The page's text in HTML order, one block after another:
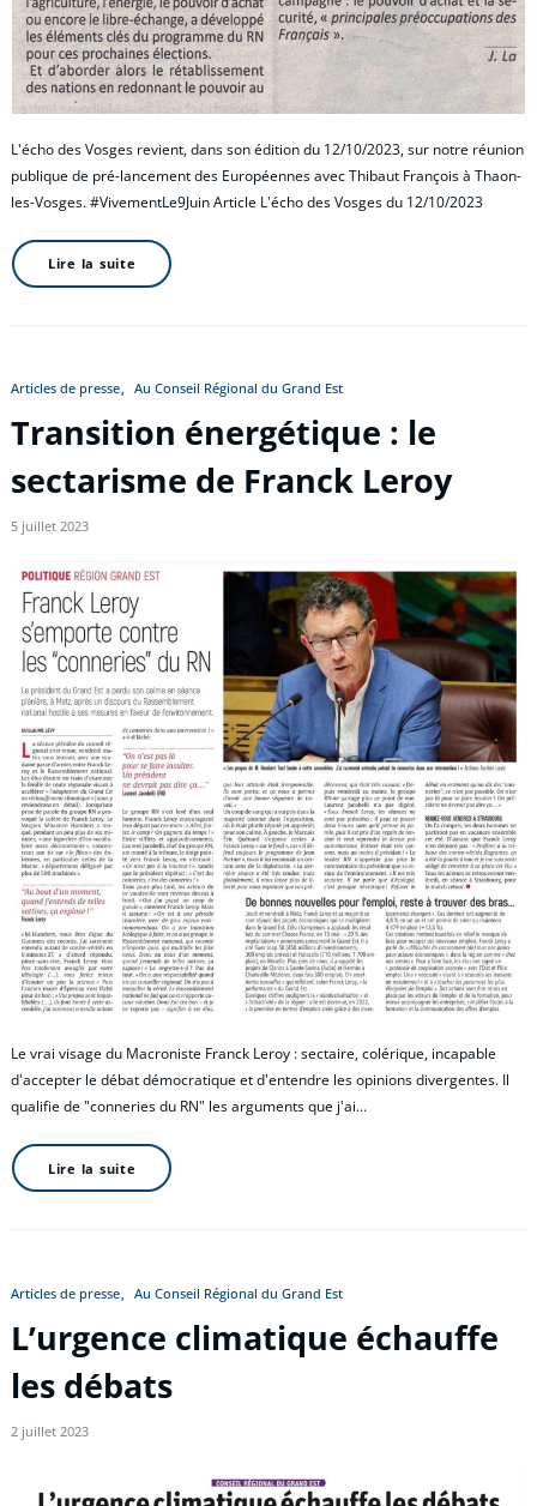
L'écho des Vosges revient, dans son édition du 12/10/2023, sur notre réunion
publique de pré-lancement des Européennes avec Thibaut François à Thaon-
les-Vosges. #VivementLe9Juin Article L'écho des Vosges du 12/10/2023
Lire la suite
Articles de presse Au Conseil Régional du Grand Est
Transition énergétique : le
sectarisme de Franck Leroy
5 juillet 2023
Le vrai visage du Macroniste Franck Leroy : sectaire, colérique, incapable
d'accepter le débat démocratique et d'entendre les opinions divergentes. Il
qualifie de "conneries du RN" les arguments que j'ai…
Lire la suite
Articles de presse Au Conseil Régional du Grand Est
L’urgence climatique échauffe
les débats
2 juillet 2023